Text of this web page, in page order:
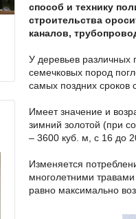
способ и технику
строительства
каналов,
У деревьев различных
семечковых пород
самых поздних сроков
Имеет значение и
зимний золотой (при
– 3600 куб. м, с 16 до
Изменяется
многолетними
равно максимально